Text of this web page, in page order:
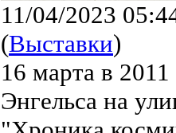
11/04/2023
(Выставки)
16 марта в
Энгельса на